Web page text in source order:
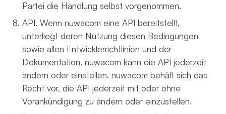
Partei die Handlung selbst vorgenommen.
API. Wenn nuwacom eine API bereitstellt,
unterliegt deren Nutzung diesen Bedingungen
sowie allen Entwicklerrichtlinien und der
Dokumentation. nuwacom kann die API jederzeit
ändern oder einstellen. nuwacom behält sich das
Recht vor, die API jederzeit mit oder ohne
Vorankündigung zu ändern oder einzustellen.